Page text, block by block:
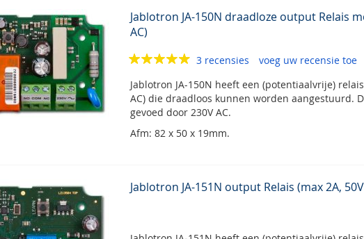
Jablotron JA-150N draadloze output Relais
AC)
3 recensies
voeg uw recensie toe
Jablotron JA-150N heeft een (potentiaalvrije)
AC) die draadloos kunnen worden aangestuurd.
gevoed door 230V AC.
Afm: 82 x 50 x 19mm.
Jablotron JA-151N output Relais (max 2A,